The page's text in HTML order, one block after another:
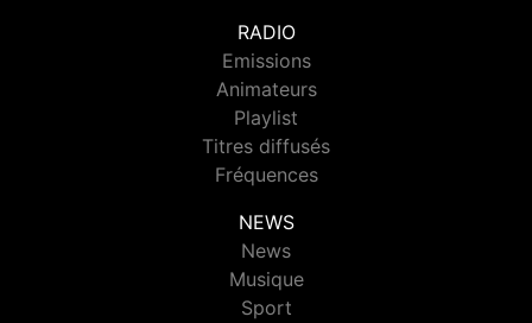
RADIO
Emissions
Animateurs
Playlist
Titres diffusés
Fréquences
NEWS
News
Musique
Sport